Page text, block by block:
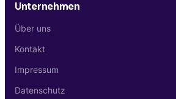
Unternehmen
Über uns
Kontakt
Impressum
Datenschutz